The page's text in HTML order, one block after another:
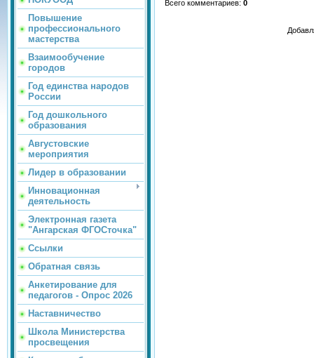
Повышение
профессионального
мастерства
Взаимообучение
городов
Год единства народов
России
Год дошкольного
образования
Августовские
мероприятия
Лидер в образовании
Инновационная
деятельность
Электронная газета
"Ангарская ФГОСточка"
Ссылки
Обратная связь
Анкетирование для
педагогов - Опрос 2026
Наставничество
Школа Министерства
просвещения
Всего комментариев: 0